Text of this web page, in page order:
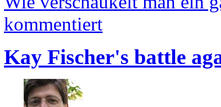
kommentiert
Kay Fischer's battle